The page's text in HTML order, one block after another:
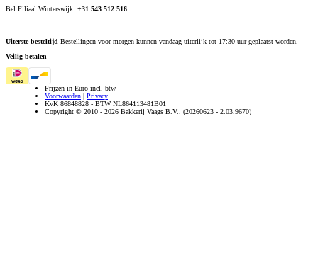
Bel Filiaal Winterswijk: +31 543 512 516
Uiterste besteltijd Bestellingen voor morgen kunnen vandaag uiterlijk tot 17:30 uur geplaatst worden.
Veilig betalen
Prijzen in Euro incl. btw
Voorwaarden | Privacy
KvK 86848828 - BTW NL864113481B01
Copyright © 2010 - 2026 Bakkerij Vaags B.V.. (20260623 - 2.03.9670)